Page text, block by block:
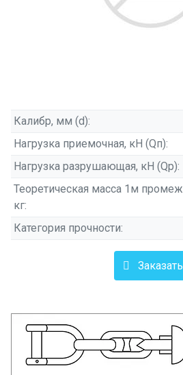
Калибр, мм (d):
Нагрузка приемочная, кН (Qп):
Нагрузка разрушающая, кН (Qр):
Теоретическая масса 1м
кг:
Категория прочности:
Заказать